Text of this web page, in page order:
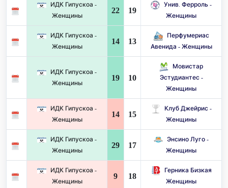
ИДК Гипускоа -
Женщины
22 19
Унив. Ферроль -
Женщины
ИДК Гипускоа -
Женщины
14 13
Перфумериас
Авенида - Женщины
ИДК Гипускоа -
Женщины
19 10
Мовистар
Эстудиантес -
Женщины
ИДК Гипускоа -
Женщины
14 15
Клуб Джейрис -
Женщины
ИДК Гипускоа -
Женщины
29 17
Энсино Луго -
Женщины
ИДК Гипускоа -
Женщины
9 18
Герника Бизкая
Женщины